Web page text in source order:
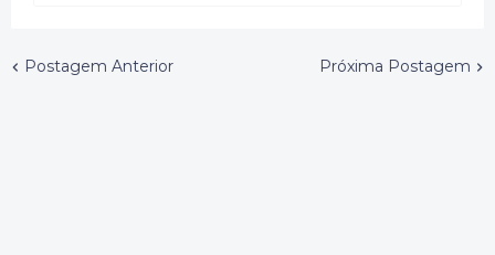
Postagem Anterior Próxima Postagem